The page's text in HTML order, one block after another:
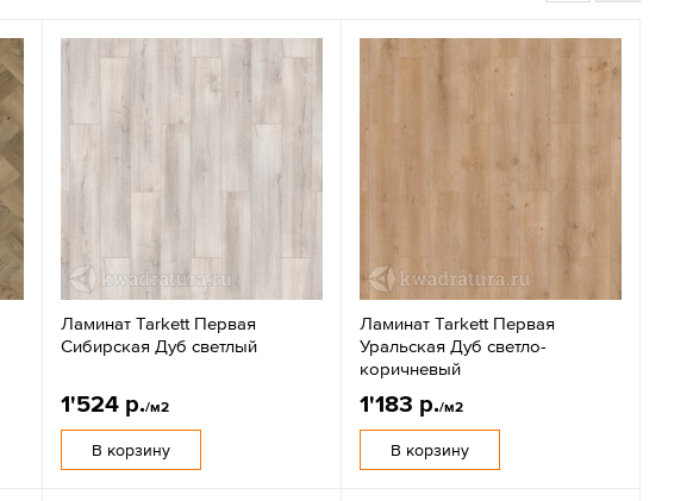
Ламинат Tarkett Первая
Сибирская Дуб светлый
1'524 р./м2
В корзину
Ламинат Tarkett Первая
Уральская Дуб светло-
коричневый
1'183 р./м2
В корзину